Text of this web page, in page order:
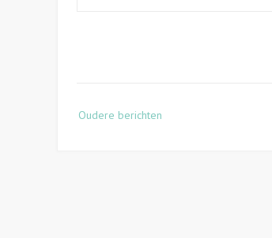
Berichtennavigatie
Oudere berichten